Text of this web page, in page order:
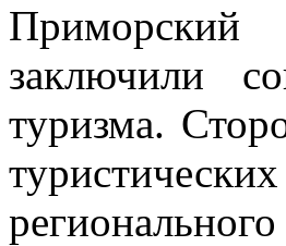
заключили
туризма.